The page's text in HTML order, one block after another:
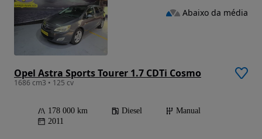
Opel Astra Sports Tourer 1.7 CDTi Cosmo
1686 cm3 • 125 cv
178 000 km Diesel
Manual
2011
Abaixo da média